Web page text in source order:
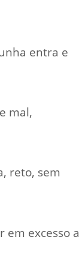
entra e
mal,
reto, sem
excesso a